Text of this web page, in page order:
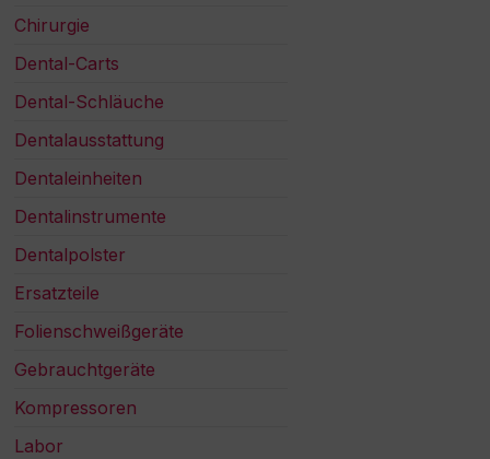
Chirurgie
Dental-Carts
Dental-Schläuche
Dentalausstattung
Dentaleinheiten
Dentalinstrumente
Dentalpolster
Ersatzteile
Folienschweißgeräte
Gebrauchtgeräte
Kompressoren
Labor